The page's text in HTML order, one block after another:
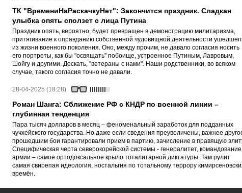
ТК "ВремениНаРаскачкуНет": Закончится праздник. Сладкая
улыбка опять сползет с лица Путина
Праздник опять, вероятно, будет превращен в демонстрацию милитаризма,
притягивание к оправданию собственной чудовищной деятельности
из жизни военного поколения. Оно, между прочим, не давало согласия носить
его портреты, как бы "освящать" побоище, устроенное Путиным, Лавровым,
Шойгу и другими. Дескать, "ветераны с нами". Наши родственники, во всяком
случае, такого согласия точно не давали.
28-04-2025 (18:28)
Роман Шанга: Сближение РФ с КНДР по военной линии –
глубинная тенденция
Пара тысяч долларов в месяц – феноменальный заработок для подданных
чучхейского государства. Но даже если сведения преувеличены, важнее
прошедшим бои гарантировали прием в партию, зачисление в правящую
Специфическая черта северокорейской системы - генералитет, командование
армии – самое ортодоксальное крыло тоталитарной диктатуры. Там рулит
самая свирепая идеология, ностальгия по тотальному террору
времён.